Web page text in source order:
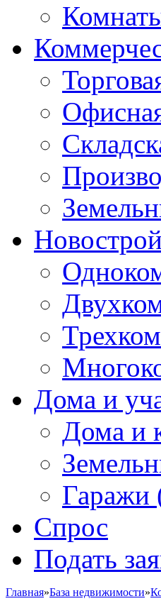
Дома и
Дома и
Гаражи
Спрос
Подать
Главная»База недвижимости»